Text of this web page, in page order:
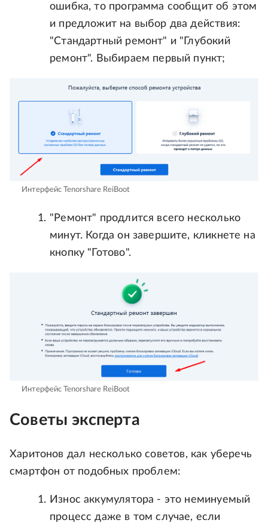
ошибка, то программа сообщит об этом
и предложит на выбор два действия:
"Стандартный ремонт" и "Глубокий
ремонт". Выбираем первый пункт;
Интерфейс Tenorshare ReiBoot
"Ремонт" продлится всего несколько
минут. Когда он завершите, кликнете на
кнопку "Готово".
Интерфейс Tenorshare ReiBoot
Советы эксперта
Харитонов дал несколько советов, как уберечь
смартфон от подобных проблем:
Износ аккумулятора - это неминуемый
процесс даже в том случае, если